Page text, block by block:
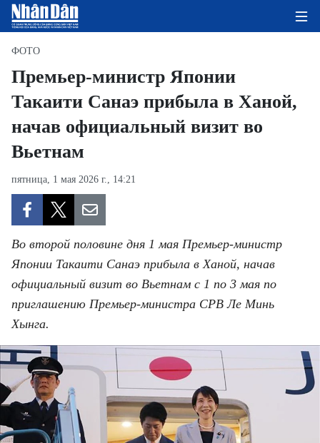
ГЛАВНАЯ СТРАНИЦА
ПОЛИТИКА
КУЛЬТУРА
ДОБРО ПОЖАЛОВАТЬ ВО
МОСТ ДРУЖБЫ
В МИРЕ
ВСТРЕЧИ - ДИАЛОГИ
ФОТО
Премьер-министр Японии
Такаити Санаэ прибыла в Ханой,
начав официальный визит во
Вьетнам
пятница, 1 мая 2026 г., 14:21
Во второй половине дня 1 мая Премьер-министр
Японии Такаити Санаэ прибыла в Ханой, начав
официальный визит во Вьетнам с 1 по 3 мая по
приглашению Премьер-министра СРВ Ле Минь
Хынга.